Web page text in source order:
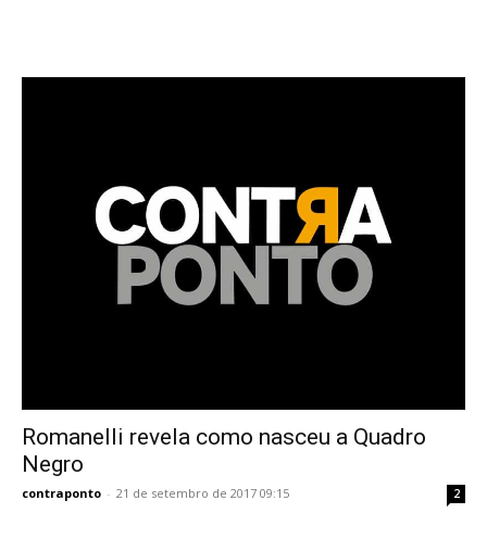
Romanelli revela como nasceu a Quadro
Negro
contraponto - 21 de setembro de 2017 09:15 2